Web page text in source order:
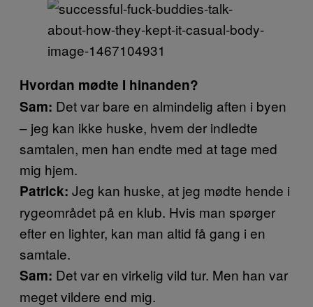
Hvordan mødte I hinanden?
Sam: Det var bare en almindelig aften i byen
– jeg kan ikke huske, hvem der indledte
samtalen, men han endte med at tage med
mig hjem.
Patrick: Jeg kan huske, at jeg mødte hende i
rygeområdet på en klub. Hvis man spørger
efter en lighter, kan man altid få gang i en
samtale.
Sam: Det var en virkelig vild tur. Men han var
meget vildere end mig.